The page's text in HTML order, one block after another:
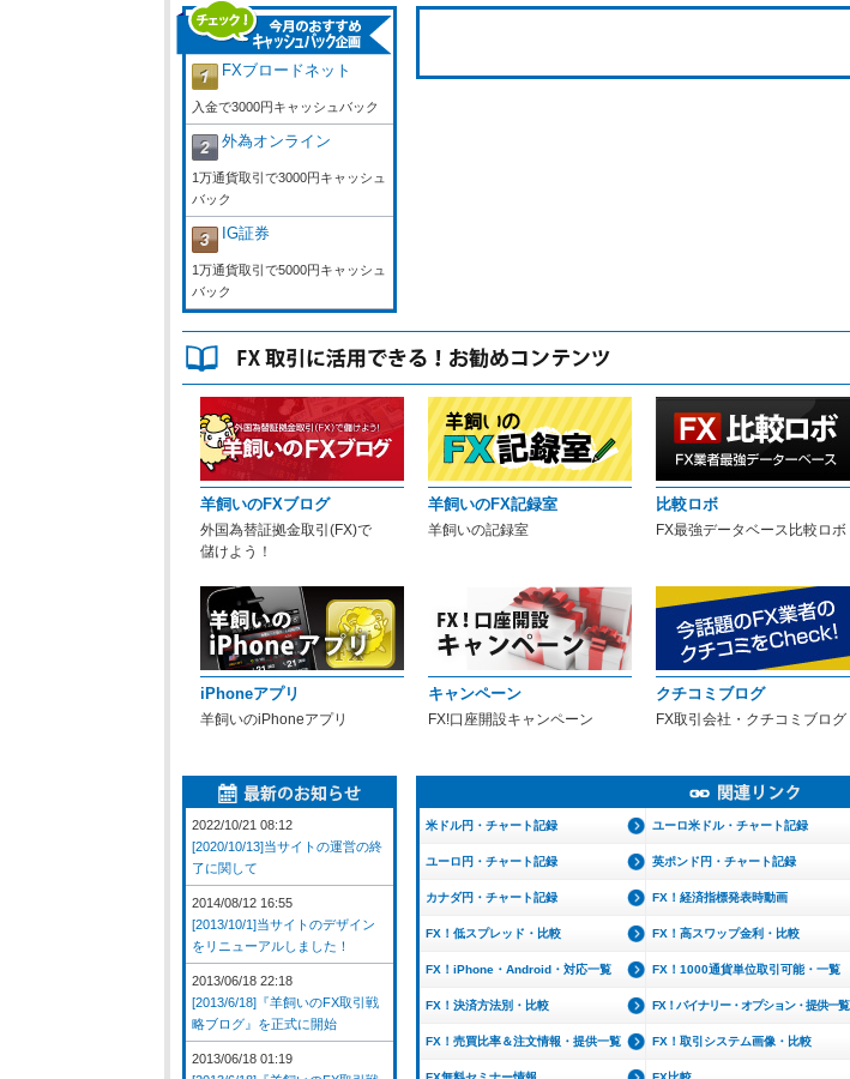
FXブロードネット
入金で3000円キャッシュバック
外為オンライン
1万通貨取引で3000円キャッシュ
バック
IG証券
1万通貨取引で5000円キャッシュ
バック
羊飼いのFXブログ
外国為替証拠金取引(FX)で
儲けよう！
羊飼いのFX記録室
羊飼いの記録室
比較ロボ
FX最強データベース比較ロボ
iPhoneアプリ
羊飼いのiPhoneアプリ
キャンペーン
FX!口座開設キャンペーン
クチコミブログ
FX取引会社・クチコミブログ
米ドル円・チャート記録 ユーロ米ドル・チャート記録
ユーロ円・チャート記録 英ポンド円・チャート記録
カナダ円・チャート記録 FX！経済指標発表時動画
FX！低スプレッド・比較 FX！高スワップ金利・比較
FX！iPhone・Android・対応一覧 FX！1000通貨単位取引可能・一覧
FX！決済方法別・比較 FX！バイナリー・オプション・提供一覧
FX！売買比率＆注文情報・提供一覧 FX！取引システム画像・比較
2022/10/21 08:12
[2020/10/13]当サイトの運営の終
了に関して
2014/08/12 16:55
[2013/10/1]当サイトのデザイン
をリニューアルしました！
2013/06/18 22:18
[2013/6/18]『羊飼いのFX取引戦
略ブログ』を正式に開始
2013/06/18 01:19